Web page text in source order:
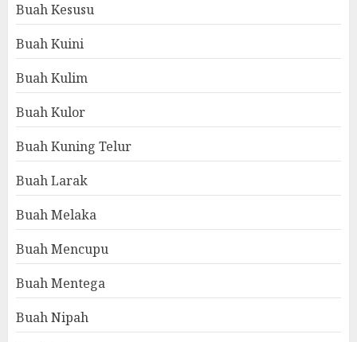
Buah Kesusu
Buah Kuini
Buah Kulim
Buah Kulor
Buah Kuning Telur
Buah Larak
Buah Melaka
Buah Mencupu
Buah Mentega
Buah Nipah